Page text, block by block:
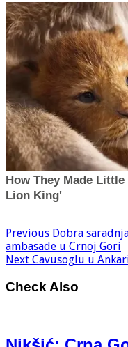
Previous Dobra
ambasade u Crnoj Gori
Next Cavusoglu u
Check Also